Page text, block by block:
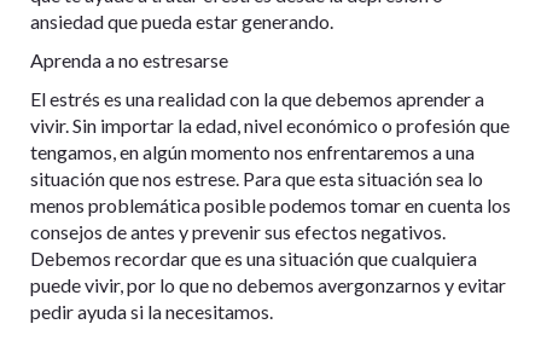
ansiedad que pueda estar generando.
Aprenda a no estresarse
El estrés es una realidad con la que debemos aprender a
vivir. Sin importar la edad, nivel económico o profesión que
tengamos, en algún momento nos enfrentaremos a una
situación que nos estrese. Para que esta situación sea lo
menos problemática posible podemos tomar en cuenta los
consejos de antes y prevenir sus efectos negativos.
Debemos recordar que es una situación que cualquiera
puede vivir, por lo que no debemos avergonzarnos y evitar
pedir ayuda si la necesitamos.